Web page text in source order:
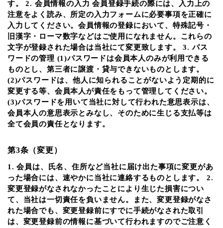
す。 2. 会員情報の入力 会員登録手続の際には、入力上の
注意をよく読み、所定の入力フォームに必要事項を正確に
入力してください。会員情報の登録において、特殊記号・
旧漢字・ローマ数字などはご使用になれません。これらの
文字が登録された場合は当社にて変更致します。 3. パス
ワードの管理 (1)パスワードは会員本人のみが利用できる
ものとし、第三者に譲渡・貸与できないものとします。
(2)パスワードは、他人に知られることがないよう定期的に
変更する等、会員本人が責任をもって管理してください。
(3)パスワードを用いて当社に対して行われた意思表示は、
会員本人の意思表示とみなし、そのために生じる支払等は
全て会員の責任となります。
第3条（変更）
1. 会員は、氏名、住所など当社に届け出た事項に変更があ
った場合には、速やかに当社に連絡するものとします。 2.
変更登録がなされなかったことにより生じた損害につい
て、当社は一切責任を負いません。また、変更登録がなさ
れた場合でも、変更登録前にすでに手続がなされた取引
は、変更登録前の情報に基づいて行われますのでご注意く